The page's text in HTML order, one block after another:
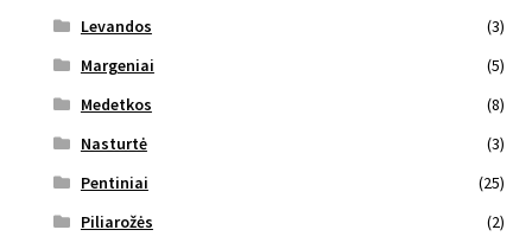
Levandos
(3)
Margeniai
(5)
Medetkos
(8)
Nasturtė
(3)
Pentiniai
(25)
Piliarožės
(2)